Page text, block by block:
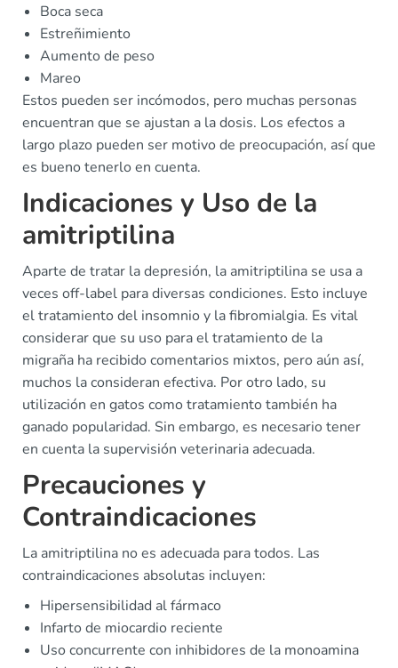
Boca seca
Estreñimiento
Aumento de peso
Mareo
Estos pueden ser incómodos, pero muchas personas
encuentran que se ajustan a la dosis. Los efectos a
largo plazo pueden ser motivo de preocupación, así que
es bueno tenerlo en cuenta.
Indicaciones y Uso de la
amitriptilina
Aparte de tratar la depresión, la amitriptilina se usa a
veces off-label para diversas condiciones. Esto incluye
el tratamiento del insomnio y la fibromialgia. Es vital
considerar que su uso para el tratamiento de la
migraña ha recibido comentarios mixtos, pero aún así,
muchos la consideran efectiva. Por otro lado, su
utilización en gatos como tratamiento también ha
ganado popularidad. Sin embargo, es necesario tener
en cuenta la supervisión veterinaria adecuada.
Precauciones y
Contraindicaciones
La amitriptilina no es adecuada para todos. Las
contraindicaciones absolutas incluyen:
Hipersensibilidad al fármaco
Infarto de miocardio reciente
Uso concurrente con inhibidores de la monoamina